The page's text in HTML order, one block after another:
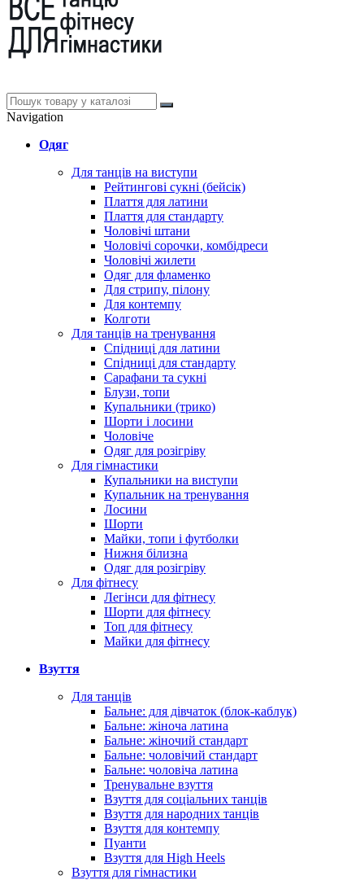
Navigation
Одяг
Для танців на виступи
Рейтингові сукні (бейсік)
Плаття для латини
Плаття для стандарту
Чоловічі штани
Чоловічі сорочки, комбідреси
Чоловічі жилети
Одяг для фламенко
Для стрипу, пілону
Для контемпу
Колготи
Для танців на тренування
Спідниці для латини
Спідниці для стандарту
Сарафани та сукні
Блузи, топи
Купальники (трико)
Шорти і лосини
Чоловіче
Одяг для розігріву
Для гімнастики
Купальники на виступи
Купальник на тренування
Лосини
Шорти
Майки, топи і футболки
Нижня білизна
Одяг для розігріву
Для фітнесу
Легінси для фітнесу
Шорти для фітнесу
Топ для фітнесу
Майки для фітнесу
Взуття
Для танців
Бальне: для дівчаток (блок-каблук)
Бальне: жіноча латина
Бальне: жіночий стандарт
Бальне: чоловічий стандарт
Бальне: чоловіча латина
Тренувальне взуття
Взуття для соціальних танців
Взуття для народних танців
Взуття для контемпу
Пуанти
Взуття для High Heels
Взуття для гімнастики